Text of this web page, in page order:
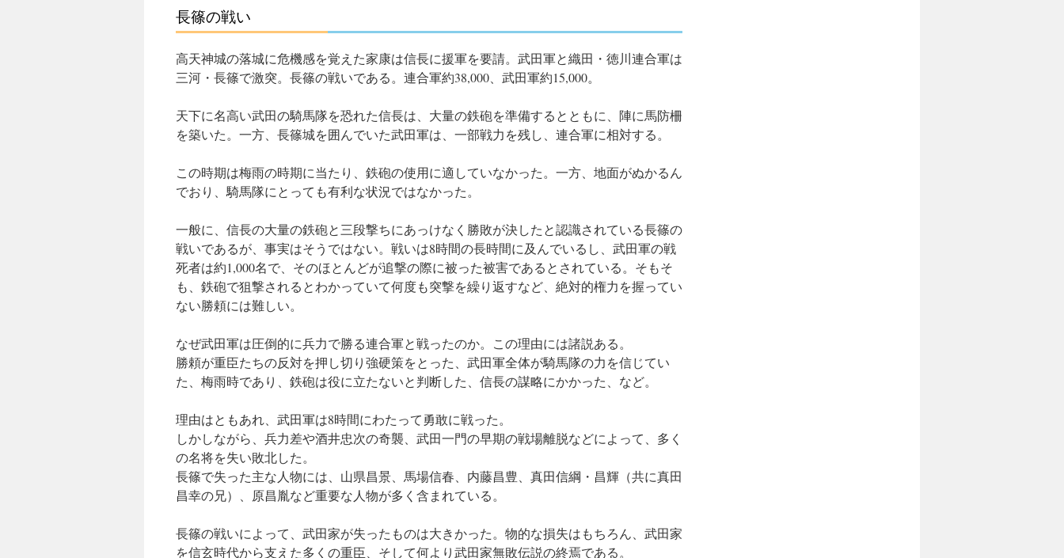
長篠の戦い
高天神城の落城に危機感を覚えた家康は信長に援軍を要請。武田軍と織田・徳川連合軍は
三河・長篠で激突。長篠の戦いである。連合軍約38,000、武田軍約15,000。
天下に名高い武田の騎馬隊を恐れた信長は、大量の鉄砲を準備するとともに、陣に馬防柵
を築いた。一方、長篠城を囲んでいた武田軍は、一部戦力を残し、連合軍に相対する。
この時期は梅雨の時期に当たり、鉄砲の使用に適していなかった。一方、地面がぬかるん
でおり、騎馬隊にとっても有利な状況ではなかった。
一般に、信長の大量の鉄砲と三段撃ちにあっけなく勝敗が決したと認識されている長篠の
戦いであるが、事実はそうではない。戦いは8時間の長時間に及んでいるし、武田軍の戦
死者は約1,000名で、そのほとんどが追撃の際に被った被害であるとされている。そもそ
も、鉄砲で狙撃されるとわかっていて何度も突撃を繰り返すなど、絶対的権力を握ってい
ない勝頼には難しい。
なぜ武田軍は圧倒的に兵力で勝る連合軍と戦ったのか。この理由には諸説ある。
勝頼が重臣たちの反対を押し切り強硬策をとった、武田軍全体が騎馬隊の力を信じてい
た、梅雨時であり、鉄砲は役に立たないと判断した、信長の謀略にかかった、など。
理由はともあれ、武田軍は8時間にわたって勇敢に戦った。
しかしながら、兵力差や酒井忠次の奇襲、武田一門の早期の戦場離脱などによって、多く
の名将を失い敗北した。
長篠で失った主な人物には、 山県昌景 馬場信春 内藤昌豊 、真田信綱・昌輝（共に真田
昌幸の兄）、原昌胤など重要な人物が多く含まれている。
長篠の戦いによって、武田家が失ったものは大きかった。物的な損失はもちろん、武田家
を信玄時代から支えた多くの重臣、そして何より武田家無敗伝説の終焉である。